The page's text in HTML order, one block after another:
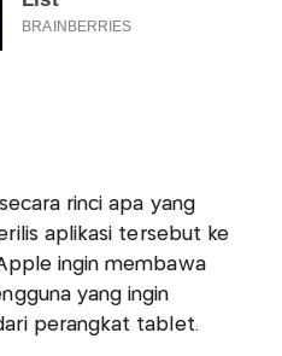
rinci apa yang
aplikasi tersebut ke
ingin membawa
yang ingin
perangkat tablet.